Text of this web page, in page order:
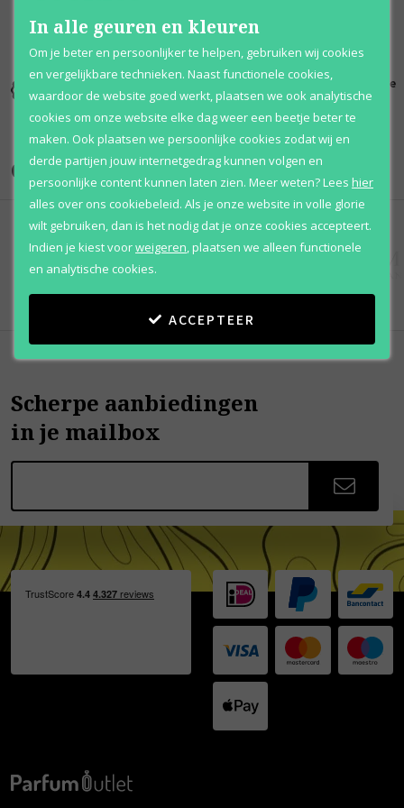
Kortingen
tot wel 70%
Al 12 jaar
voordelig
100% originele
parfums
Onze merken
Scherpe aanbiedingen
in je mailbox
In alle geuren en kleuren
Om je beter en persoonlijker te helpen, gebruiken wij cookies
en vergelijkbare technieken. Naast functionele cookies,
waardoor de website goed werkt, plaatsen we ook analytische
cookies om onze website elke dag weer een beetje beter te
maken. Ook plaatsen we persoonlijke cookies zodat wij en
derde partijen jouw internetgedrag kunnen volgen en
persoonlijke content kunnen laten zien. Meer weten?Lees hier
alles over ons cookiebeleid. Als je onze website in volle glorie
wilt gebruiken, dan is het nodig dat je onze cookies accepteert.
Indien je kiest voorweigeren plaatsen we alleen functionele
en analytische cookies.
ACCEPTEER